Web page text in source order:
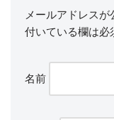
メールアドレスが
付いている欄は必
名前